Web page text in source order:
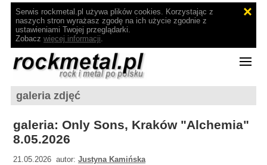
Serwis rockmetal.pl używa plików cookies. Korzystając z
naszych stron wyrażasz zgodę na ich użycie zgodnie z
ustawieniami Twojej przeglądarki.
Zobacz więcej informacji.
galeria zdjęć
galeria: Only Sons, Kraków "Alchemia"
8.05.2026
21.05.2026 autor:Justyna Kamińska